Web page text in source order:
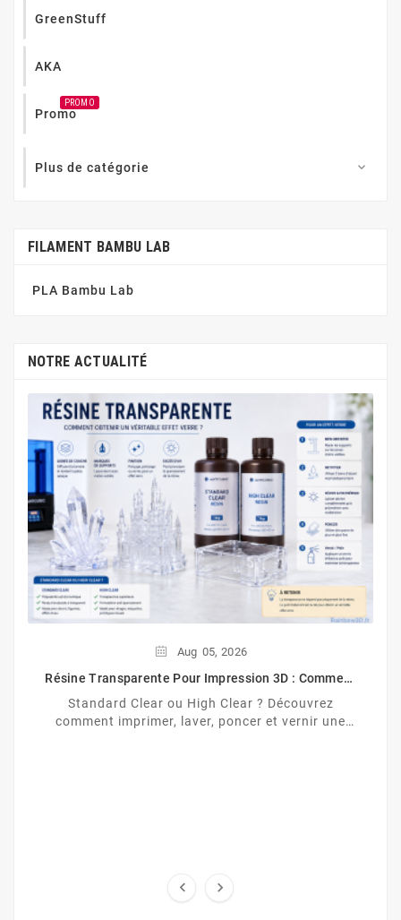
GreenStuff
AKA
Promo
PROMO
Plus de catégorie 
FILAMENT BAMBU LAB
PLA Bambu Lab
NOTRE ACTUALITÉ
Aug 05, 2026
Résine Transparente Pour Impression 3D : Comment
Standard Clear ou High Clear ? Découvrez
comment imprimer, laver, poncer et vernir une
 